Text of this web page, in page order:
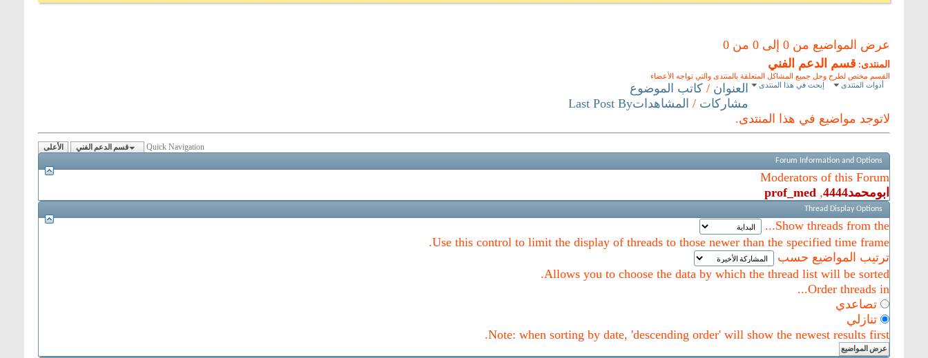
عرض المواضيع من 0 إلى 0 من 0
المنتدى: قسم الدعم الفني
القسم مختص لطرح وحل جميع المشاكل المتعلقة بالمنتدى والتي تواجه الأعضاء
أدوات المنتدى
إبحث في هذا المنتدى العنوان / كاتب الموضوع
مشاركات / المشاهداتLast Post By
لاتوجد مواضيع في هذا المنتدى.
Quick Navigation قسم الدعم الفني الأعلى
Forum Information and Options
Moderators of this Forum
ابومحمد4444
,
prof_med
Thread Display Options
Show threads from the...
Use this control to limit the display of threads to those newer than the specified time frame.
ترتيب المواضيع حسب
Allows you to choose the data by which the thread list will be sorted.
Order threads in...
تصاعدي
تنازلي
Note: when sorting by date, 'descending order' will show the newest results first.